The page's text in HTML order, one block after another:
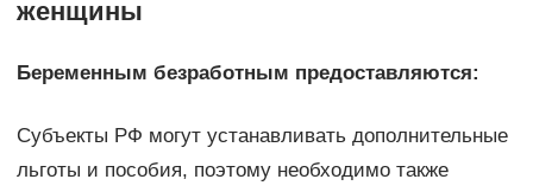
женщины
Беременным безработным предоставляются:
Субъекты РФ могут устанавливать дополнительные
льготы и пособия, поэтому необходимо также